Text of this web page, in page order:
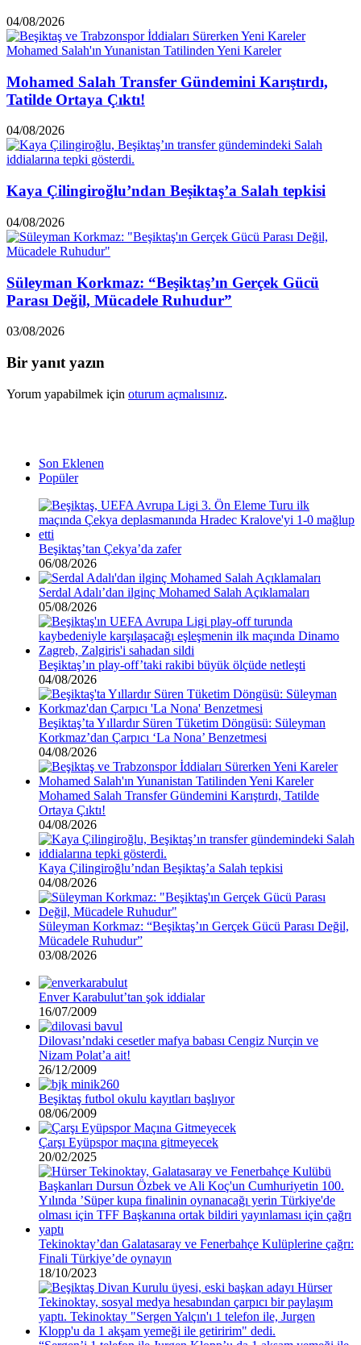
04/08/2026
Mohamed Salah Transfer Gündemini Karıştırdı,
Tatilde Ortaya Çıktı!
04/08/2026
Kaya Çilingiroğlu’ndan Beşiktaş’a Salah tepkisi
04/08/2026
Süleyman Korkmaz: “Beşiktaş’ın Gerçek Gücü
Parası Değil, Mücadele Ruhudur”
03/08/2026
Bir yanıt yazın
Yorum yapabilmek için oturum açmalısınız.
Son Eklenen
Popüler
Beşiktaş’tan Çekya’da zafer
06/08/2026
Serdal Adalı’dan ilginç Mohamed Salah Açıklamaları
05/08/2026
Beşiktaş’ın play-off’taki rakibi büyük ölçüde netleşti
04/08/2026
Beşiktaş’ta Yıllardır Süren Tüketim Döngüsü: Süleyman
Korkmaz’dan Çarpıcı ‘La Nona’ Benzetmesi
04/08/2026
Mohamed Salah Transfer Gündemini Karıştırdı, Tatilde
Ortaya Çıktı!
04/08/2026
Kaya Çilingiroğlu’ndan Beşiktaş’a Salah tepkisi
04/08/2026
Süleyman Korkmaz: “Beşiktaş’ın Gerçek Gücü Parası Değil,
Mücadele Ruhudur”
03/08/2026
Enver Karabulut’tan şok iddialar
16/07/2009
Dilovası’ndaki cesetler mafya babası Cengiz Nurçin ve
Nizam Polat’a ait!
26/12/2009
Beşiktaş futbol okulu kayıtları başlıyor
08/06/2009
Çarşı Eyüpspor maçına gitmeyecek
20/02/2025
Tekinoktay’dan Galatasaray ve Fenerbahçe Kulüplerine çağrı:
Finali Türkiye’de oynayın
18/10/2023